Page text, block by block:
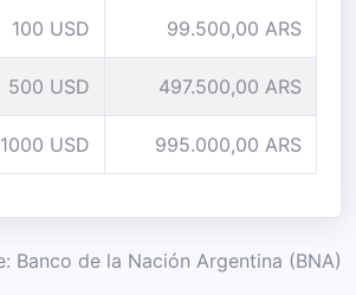
100 USD 99.500,00 ARS
500 USD 497.500,00 ARS
1000 USD 995.000,00 ARS
Banco de la Nación Argentina (BNA)